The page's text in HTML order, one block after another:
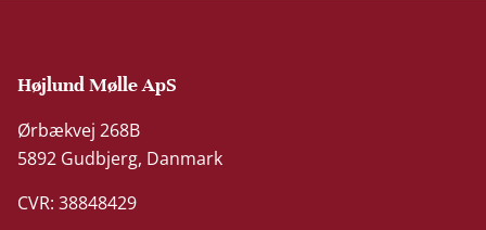
Højlund Mølle ApS
Ørbækvej 268B
5892 Gudbjerg, Danmark
CVR: 38848429